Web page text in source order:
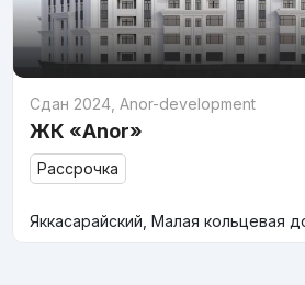
Сдан 2024, Anor-development
ЖК «Anor»
Рассрочка
Яккасарайский, Малая кольцевая